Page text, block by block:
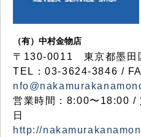
（有）中村金物店
〒130-0011 東京都墨田
TEL：03-3624-3846 /
営業時間：8:00〜18:00 /
日
http://